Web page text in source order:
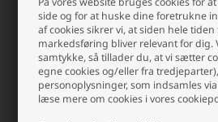
side og for at huske dine foretrukne
af cookies sikrer vi, at siden hele
markedsføring bliver relevant for dig.
samtykke, så tillader du, at vi sætter
egne cookies og/eller fra
personoplysninger, som indsamles
læse mere om cookies i vores
Halloween Skræmmende Maske
med Stof, Sølv og Rød